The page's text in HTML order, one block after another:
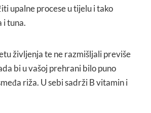
upalne procese u tijelu i tako
i tuna.
življenja te ne razmišljali previše
bi u vašoj prehrani bilo puno
riža. U sebi sadrži B vitamin i